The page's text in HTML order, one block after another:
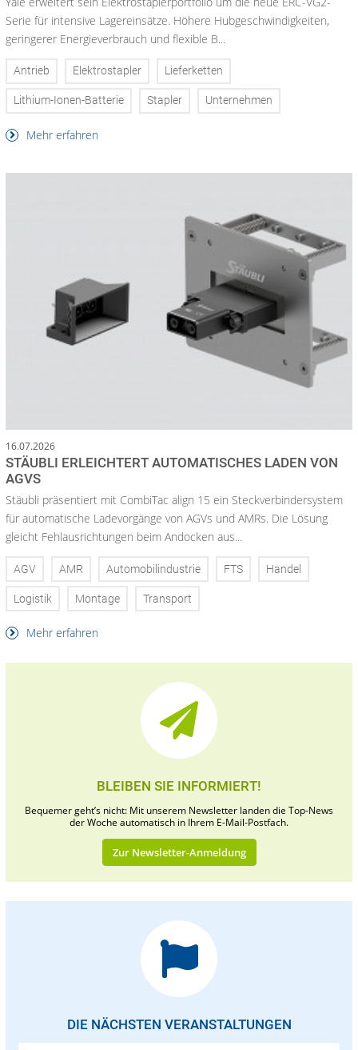
Serie für intensive Lagereinsätze. Höhere Hubgeschwindigkeiten,
geringerer Energieverbrauch und flexible B...
Antrieb Elektrostapler Lieferketten
Lithium-Ionen-Batterie Stapler Unternehmen
Mehr erfahren
16.07.2026
STÄUBLI ERLEICHTERT AUTOMATISCHES LADEN VON
AGVS
Stäubli präsentiert mit CombiTac align 15 ein Steckverbindersystem
für automatische Ladevorgänge von AGVs und AMRs. Die Lösung
gleicht Fehlausrichtungen beim Andocken aus...
AGV AMR Automobilindustrie FTS Handel
Logistik Montage Transport
Mehr erfahren
BLEIBEN SIE INFORMIERT!
Bequemer geht’s nicht: Mit unserem Newsletter landen die Top-News
der Woche automatisch in Ihrem E-Mail-Postfach.
Zur Newsletter-Anmeldung
DIE NÄCHSTEN VERANSTALTUNGEN